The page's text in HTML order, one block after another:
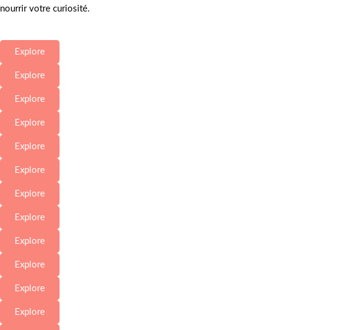
nourrir votre curiosité.
Explore
Explore
Explore
Explore
Explore
Explore
Explore
Explore
Explore
Explore
Explore
Explore